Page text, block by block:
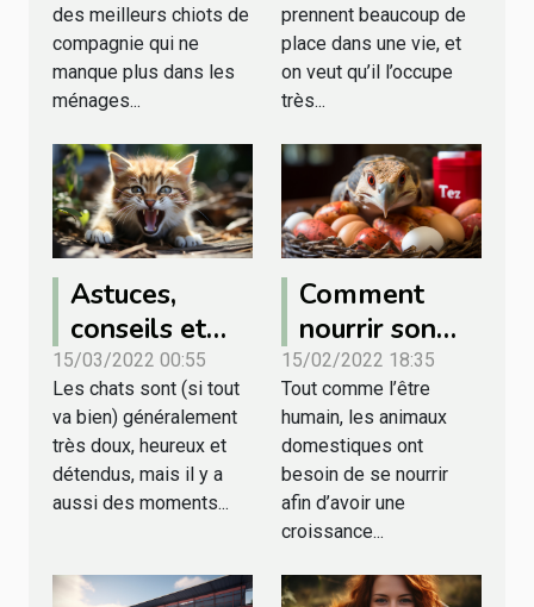
des meilleurs chiots de
compagnie qui ne
manque plus dans les
ménages...
prennent beaucoup de
place dans une vie, et
on veut qu’il l’occupe
très...
Astuces,
conseils et
faits
concernant le
chat qui
grogne
15/03/2022 00:55
Les chats sont (si tout
va bien) généralement
très doux, heureux et
détendus, mais il y a
aussi des moments...
Comment
nourrir son
animal
domestique ?
15/02/2022 18:35
Tout comme l’être
humain, les animaux
domestiques ont
besoin de se nourrir
afin d’avoir une
croissance...